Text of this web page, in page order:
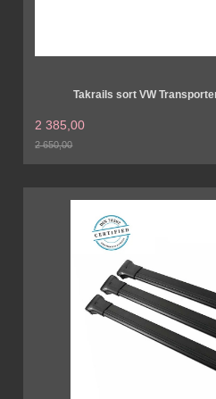
Takrails sort VW
2 385,00
2 650,00